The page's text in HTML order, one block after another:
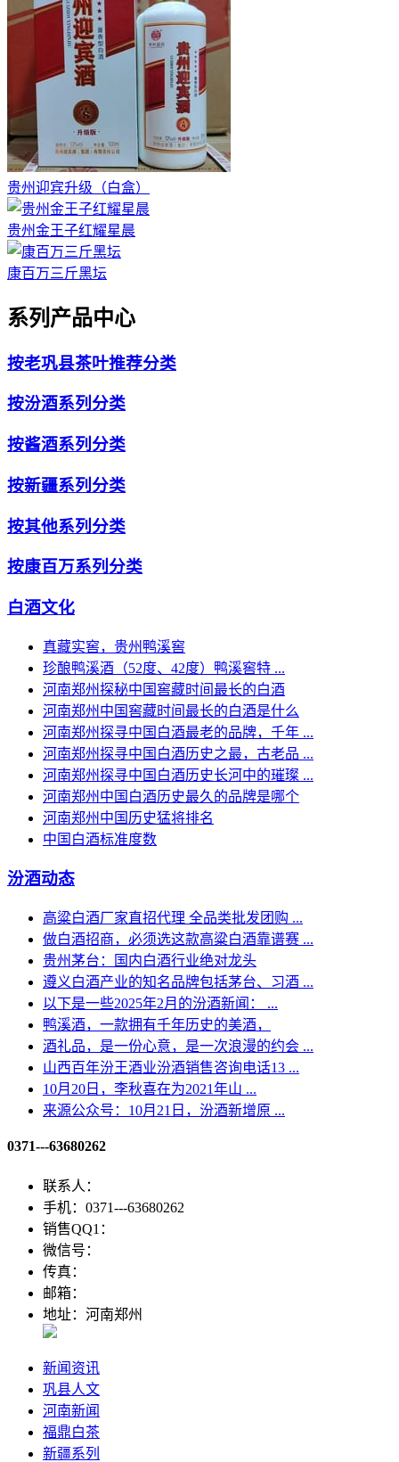
贵州迎宾升级（白盒）
贵州金王子红耀星晨
康百万三斤黑坛
系列产品中心
按老巩县茶叶推荐分类
按汾酒系列分类
按酱酒系列分类
按新疆系列分类
按其他系列分类
按康百万系列分类
白酒文化
真藏实窖，贵州鸭溪窖
珍酿鸭溪酒（52度、42度）鸭溪窖特 ...
河南郑州探秘中国窖藏时间最长的白酒
河南郑州中国窖藏时间最长的白酒是什么
河南郑州探寻中国白酒最老的品牌，千年 ...
河南郑州探寻中国白酒历史之最，古老品 ...
河南郑州探寻中国白酒历史长河中的璀璨 ...
河南郑州中国白酒历史最久的品牌是哪个
河南郑州中国历史猛将排名
中国白酒标准度数
汾酒动态
高粱白酒厂家直招代理 全品类批发团购 ...
做白酒招商，必须选这款高粱白酒靠谱赛 ...
贵州茅台​：国内白酒行业绝对龙头
遵义白酒产业的知名品牌包括茅台、习酒 ...
以下是一些2025年2月的汾酒新闻： ...
鸭溪酒，一款拥有千年历史的美酒，
酒礼品，是一份心意，是一次浪漫的约会 ...
山西百年汾王酒业汾酒销售咨询电话13 ...
10月20日，李秋喜在为2021年山 ...
来源公众号：10月21日，汾酒新增原 ...
0371---63680262
联系人：
手机：0371---63680262
销售QQ1：
微信号：
传真：
邮箱：
地址：河南郑州
新闻资讯
巩县人文
河南新闻
福鼎白茶
新疆系列